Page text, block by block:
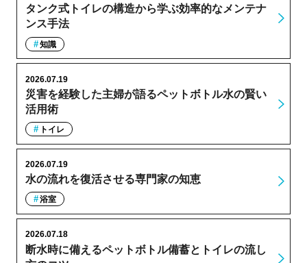
タンク式トイレの構造から学ぶ効率的なメンテナ
ンス手法
知識
災害を経験した主婦が語るペットボトル水の賢い
活用術
2026.07.19
トイレ
水の流れを復活させる専門家の知恵
2026.07.19
浴室
断水時に備えるペットボトル備蓄とトイレの流し
2026.07.18